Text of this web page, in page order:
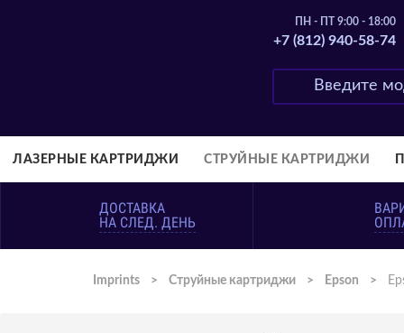
ПН - ПТ 9:00 - 18:00
+7 (812) 940-58-74
ЛАЗЕРНЫЕ КАРТРИДЖИ СТРУЙНЫЕ КАРТРИДЖИ
ДОСТАВКА
НА СЛЕД. ДЕНЬ
Imprints > Струйные картриджи > Epson >